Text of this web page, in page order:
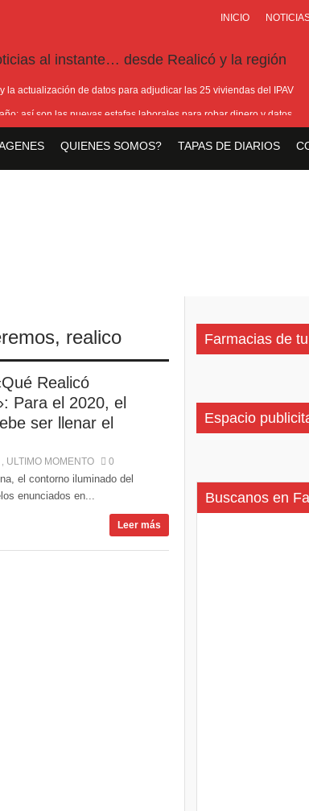
INICIO
la actualización de datos para adjudicar las 25 viviendas del IPAV
así son las nuevas estafas laborales para robar dinero y datos
centros de datos en Texas debido a preocupaciones sobre el
QUIENES SOMOS? TAPAS DE DIARIOS
, realico
Realicó
Para el 2020, el
ser llenar el
ULTIMO MOMENTO 0
el contorno iluminado del
enunciados en...
Leer más
Farmacias de
Espacio
Buscanos en